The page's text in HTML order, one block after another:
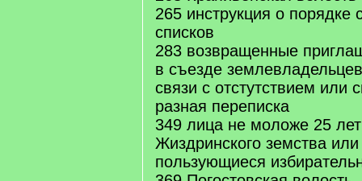
265 инструкция о порядке
списков
283 возвращенные
в съезде
связи с отстутствием или
разная переписка
349 лица не моложе 25
Жиздринского земства
пользующиеся